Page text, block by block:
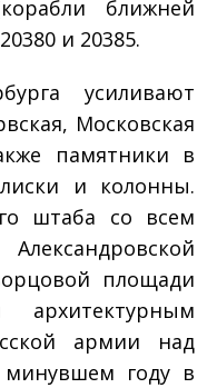
ближней
и 20385.
усиливают
Московская
памятники в
и колонны.
штаба со всем
площади
архитектурным
армии над
году в